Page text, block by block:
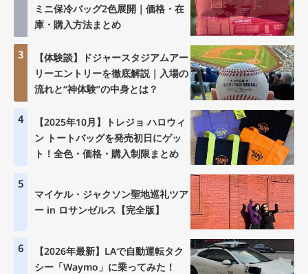
ミニ保冷バッグ2色展開｜価格・在
庫・購入方法まとめ
3
【体験談】ドジャースタジアムアー
リーエントリーを徹底解説｜入場の
流れと“神体験”の中身とは？
4
【2025年10月】トレジョ ハロウィ
ン トートバッグを発売初日にゲッ
ト！全色・価格・購入制限まとめ
5
マイケル・ジャクソン聖地巡礼ツア
ー in ロサンゼルス【完全版】
6
【2026年最新】LAで自動運転タク
シー「Waymo」に乗ってみた！